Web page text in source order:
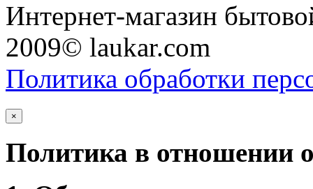
Интернет-магазин
2009© laukar.com
Политика обработки
×
Политика в отношении